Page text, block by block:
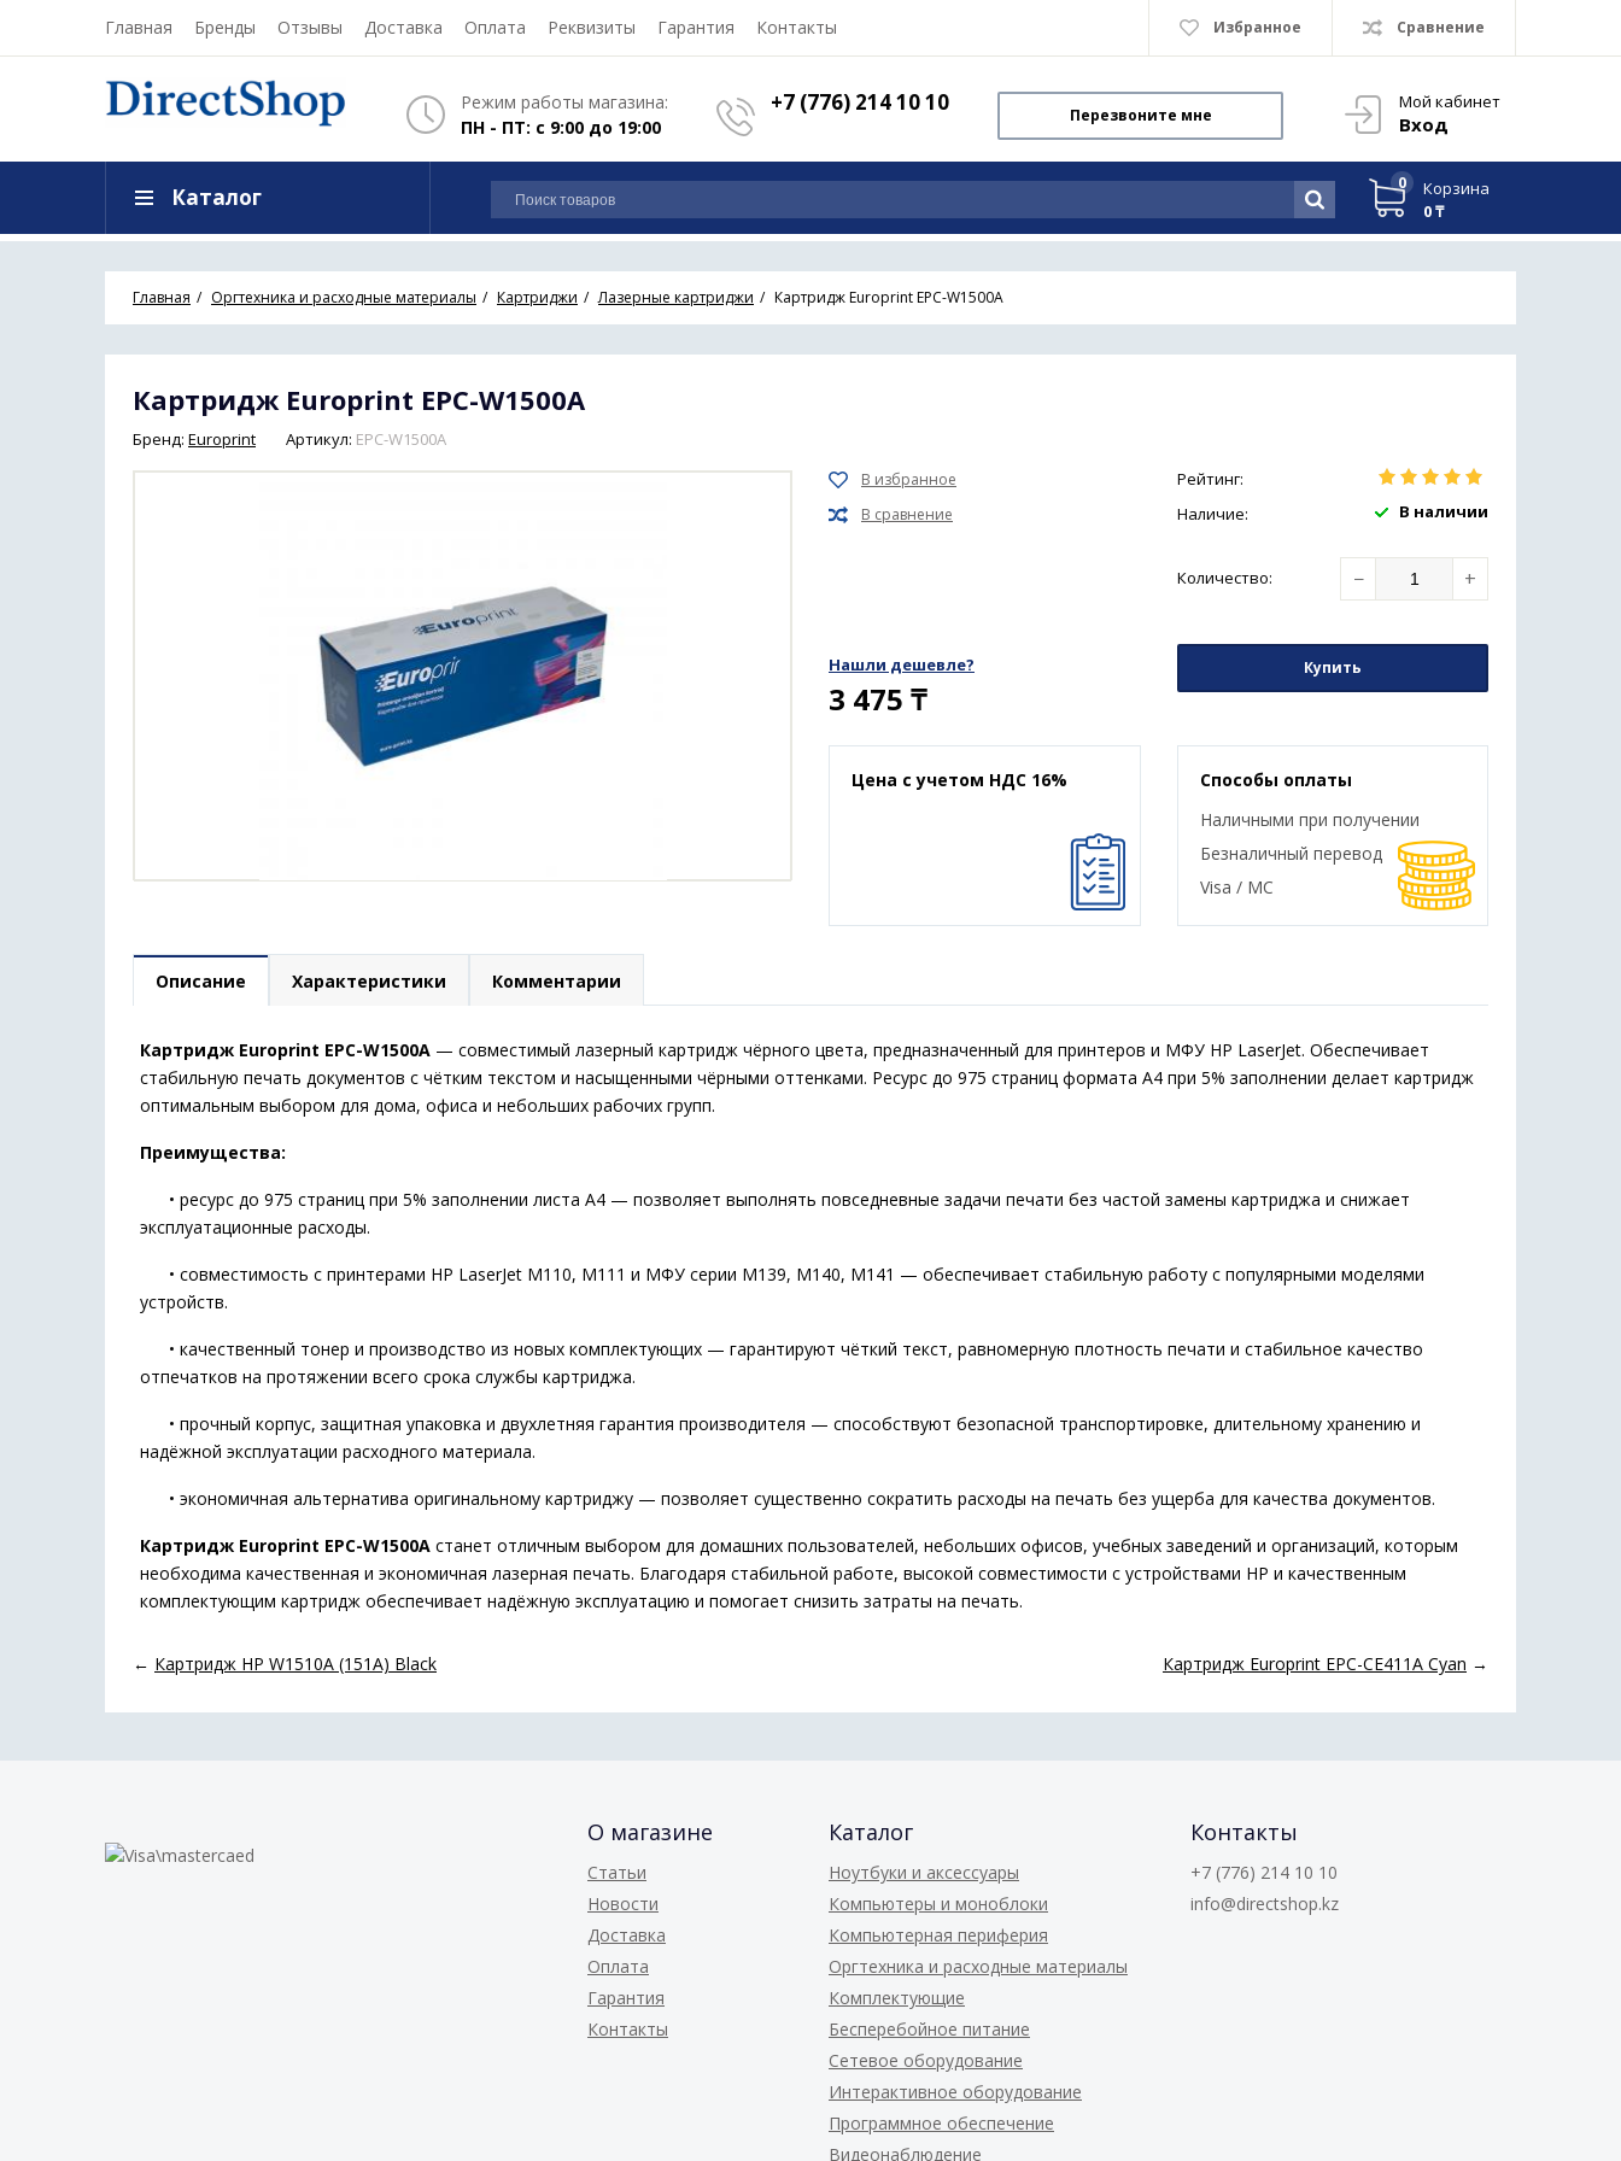
Главная Бренды Отзывы Доставка Оплата Реквизиты Гарантия Контакты Избранное Сравнение
Мой кабинет
Вход
Режим работы магазина:
ПН - ПТ: с 9:00 до 19:00
+7 (776) 214 10 10 Перезвоните мне
0
Корзина
0 ₸
Каталог
Главная Оргтехника и расходные материалы Картриджи Лазерные картриджи Картридж Europrint EPC-W1500A
Картридж Europrint EPC-W1500A
Бренд: Europrint Артикул: EPC-W1500A
Рейтинг:
Наличие:
В наличии
Количество: − +
Нашли дешевле?
3 475 ₸
Купить
Цена с учетом НДС 16%
Способы оплаты
Наличными при получении
Безналичный перевод
Visa / MC
Описание Характеристики Комментарии
Картридж Europrint EPC-W1500A — совместимый лазерный картридж чёрного цвета, предназначенный для принтеров и МФУ HP LaserJet. Обеспечивает
стабильную печать документов с чётким текстом и насыщенными чёрными оттенками. Ресурс до 975 страниц формата А4 при 5% заполнении делает картридж
оптимальным выбором для дома, офиса и небольших рабочих групп.
Преимущества:
• ресурс до 975 страниц при 5% заполнении листа А4 — позволяет выполнять повседневные задачи печати без частой замены картриджа и снижает
эксплуатационные расходы.
• совместимость с принтерами HP LaserJet M110, M111 и МФУ серии M139, M140, M141 — обеспечивает стабильную работу с популярными моделями
устройств.
• качественный тонер и производство из новых комплектующих — гарантируют чёткий текст, равномерную плотность печати и стабильное качество
отпечатков на протяжении всего срока службы картриджа.
• прочный корпус, защитная упаковка и двухлетняя гарантия производителя — способствуют безопасной транспортировке, длительному хранению и
надёжной эксплуатации расходного материала.
• экономичная альтернатива оригинальному картриджу — позволяет существенно сократить расходы на печать без ущерба для качества документов.
Картридж Europrint EPC-W1500A станет отличным выбором для домашних пользователей, небольших офисов, учебных заведений и организаций, которым
необходима качественная и экономичная лазерная печать. Благодаря стабильной работе, высокой совместимости с устройствами HP и качественным
комплектующим картридж обеспечивает надёжную эксплуатацию и помогает снизить затраты на печать.
← Картридж HP W1510A (151A) Black Картридж Europrint EPC-CE411A Cyan →
О магазине
Статьи
Новости
Доставка
Оплата
Гарантия
Контакты
Каталог
Ноутбуки и аксессуары
Компьютеры и моноблоки
Компьютерная периферия
Оргтехника и расходные материалы
Комплектующие
Бесперебойное питание
Сетевое оборудование
Интерактивное оборудование
Программное обеспечение
Видеонаблюдение
Контакты
+7 (776) 214 10 10
info@directshop.kz